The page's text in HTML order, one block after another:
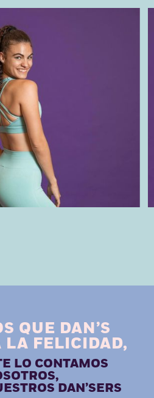
QUE DAN’S
LA FELICIDAD,
LO CONTAMOS
DAN’SERS